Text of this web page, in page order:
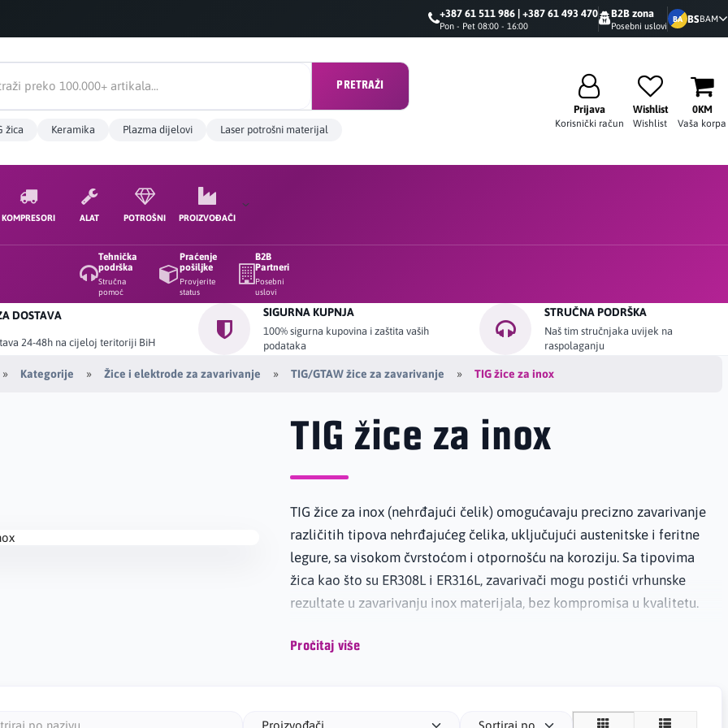
+387 61 511 986 | +387 61 493 470
Pon - Pet 08:00 - 16:00
B2B zona
Posebni uslovi
BA BSBAM
PRETRAŽI
žica Keramika Plazma dijelovi Laser potrošni materijal
Prijava
Korisnički račun
Wishlist
Wishlist
0KM
Vaša korpa
KOMPRESORI ALAT POTROŠNI PROIZVOĐAČI
Tehnička
podrška
Stručna
pomoć
Praćenje
pošiljke
Provjerite
status
B2B
Partneri
Posebni
uslovi
DOSTAVA
24-48h na cijeloj teritoriji BiH
SIGURNA KUPNJA
100% sigurna kupovina i zaštita vaših
podataka
STRUČNA PODRŠKA
Naš tim stručnjaka uvijek na
raspolaganju
Kategorije Žice i elektrode za zavarivanje TIG/GTAW žice za zavarivanje TIG žice za inox
TIG žice za inox
TIG žice za inox (nehrđajući čelik) omogućavaju precizno zavarivanje
različitih tipova nehrđajućeg čelika, uključujući austenitske i feritne
legure, sa visokom čvrstoćom i otpornošću na koroziju. Sa tipovima
žica kao što su ER308L i ER316L, zavarivači mogu postići vrhunske
rezultate u zavarivanju inox materijala, bez kompromisa u kvalitetu.
Pročitaj više
Proizvođači Sortiraj po